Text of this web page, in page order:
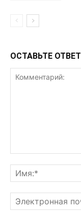
ОСТАВЬТЕ ОТВЕТ